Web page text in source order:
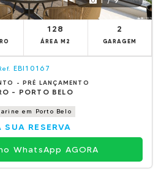
128
ÁREA M2
2
GARAGEM
EBI10167
- PRÉ LANÇAMENTO
- PORTO BELO
em Porto Belo
SUA RESERVA
WhatsApp AGORA